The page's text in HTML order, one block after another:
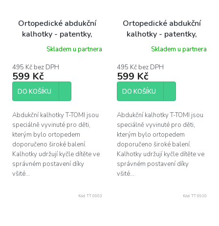
Ortopedické abdukční
kalhotky - patentky,
diggers (3-6kg)
Skladem u partnera
495 Kč bez DPH
599 Kč
DO KOŠÍKU
Abdukční kalhotky T-TOMI jsou
speciálně vyvinuté pro děti,
kterým bylo ortopedem
doporučeno široké balení.
Kalhotky udržují kyčle dítěte ve
správném postavení díky
všité...
Ortopedické abdukční
kalhotky - patentky,
diggers (5-9kg)
Skladem u partnera
495 Kč bez DPH
599 Kč
DO KOŠÍKU
Abdukční kalhotky T-TOMI jsou
speciálně vyvinuté pro děti,
kterým bylo ortopedem
doporučeno široké balení.
Kalhotky udržují kyčle dítěte ve
správném postavení díky
všité...
Kód: TT 0903 Kód: TT 0910